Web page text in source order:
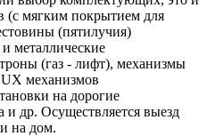
(с мягким покрытием для
(пятилучия)
металлические
(газ - лифт), механизмы
механизмов
на дорогие
и др. Осуществляется выезд
на дом.